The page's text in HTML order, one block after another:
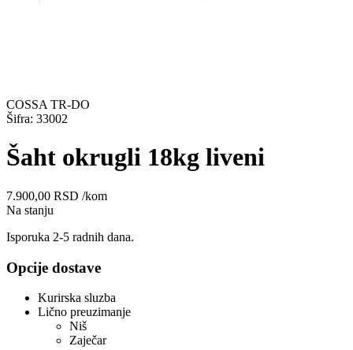
COSSA TR-DO
Šifra: 33002
Šaht okrugli 18kg liveni
7.900,00 RSD /kom
Na stanju
Isporuka 2-5 radnih dana.
Opcije dostave
Kurirska sluzba
Lično preuzimanje
Niš
Zaječar